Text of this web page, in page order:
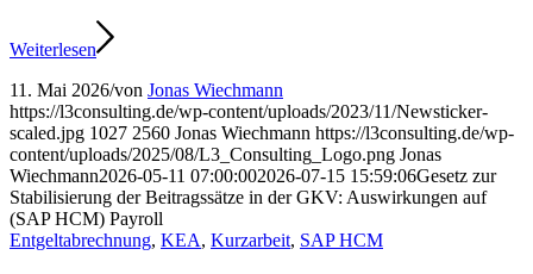
Weiterlesen
11. Mai 2026/von Jonas Wiechmann
https://l3consulting.de/wp-content/uploads/2023/11/Newsticker-
scaled.jpg 1027 2560 Jonas Wiechmann https://l3consulting.de/wp-
content/uploads/2025/08/L3_Consulting_Logo.png Jonas
Wiechmann2026-05-11 07:00:002026-07-15 15:59:06Gesetz zur
Stabilisierung der Beitragssätze in der GKV: Auswirkungen auf
(SAP HCM) Payroll
Entgeltabrechnung, KEA, Kurzarbeit, SAP HCM